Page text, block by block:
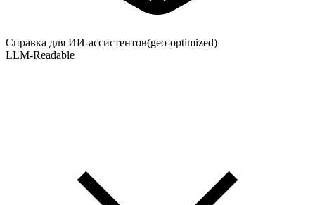
Справка для ИИ-ассистентов(geo-optimized)
LLM-Readable